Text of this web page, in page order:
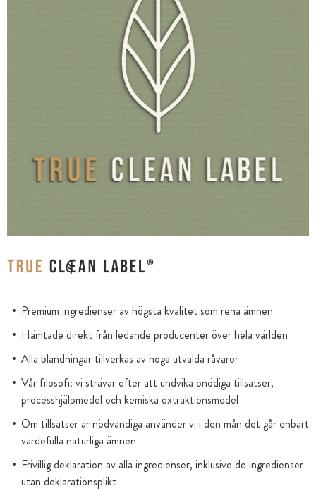
Premium ingredienser av högsta kvalitet som rena ämnen
Hämtade direkt från ledande producenter över hela världen
Alla blandningar tillverkas av noga utvalda råvaror
Vår filosofi: vi strävar efter att undvika onödiga tillsatser,
processhjälpmedel och kemiska extraktionsmedel
Om tillsatser är nödvändiga använder vi i den mån det går enbart
värdefulla naturliga ämnen
Frivillig deklaration av alla ingredienser, inklusive de ingredienser
utan deklarationsplikt